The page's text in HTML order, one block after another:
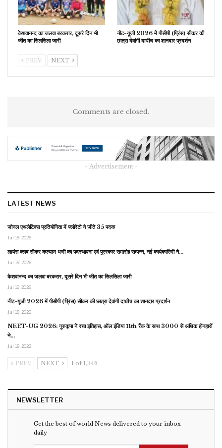
केशवानन्द का जलवा बरकरार, दूसरे दिन भी
जीत का सिलसिला जारी
नीट-यूजी 2026 में पीसीपी (प्रिंस) सीकर की
छात्रा देवांगी दाधीच का शानदार प्रदर्शन
PREV NEXT
Comments are closed.
- Advertisement -
LATEST NEWS
जोनल एथलेटिक्स प्रतियोगिता में फ्लोरेटो ने जीते 35 पदक
Jul 19, 2026
लायंस क्लब सीकर कल्याण धणी का पदस्थापना एवं पुरस्कार समारोह सम्पन्न, नई कार्यकारिणी ने…
Jul 19, 2026
केशवानन्द का जलवा बरकरार, दूसरे दिन भी जीत का सिलसिला जारी
Jul 19, 2026
नीट-यूजी 2026 में पीसीपी (प्रिंस) सीकर की छात्रा देवांगी दाधीच का शानदार प्रदर्शन
Jul 18, 2026
NEET-UG 2026: गुरुकृपा ने रचा इतिहास, ऑल इंडिया 11th रैंक के साथ 3000 से अधिक होनहारों
ने…
Jul 18, 2026
PREV NEXT 1 of 1,346
NEWSLETTER
Get the best of world News delivered to your inbox
daily